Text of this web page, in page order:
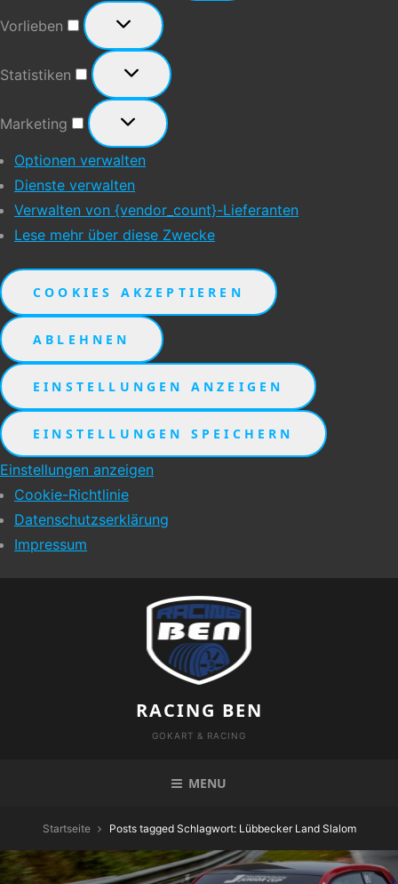
Vorlieben
Vorlieben
Statistiken
Statistiken
Marketing
Marketing
Optionen verwalten
Dienste verwalten
Verwalten von {vendor_count}-Lieferanten
Lese mehr über diese Zwecke
COOKIES AKZEPTIEREN
ABLEHNEN
EINSTELLUNGEN ANZEIGEN
EINSTELLUNGEN SPEICHERN
Einstellungen anzeigen
Cookie-Richtlinie
Datenschutzserklärung
Impressum
RACING BEN
GOKART & RACING
MENU
Startseite Posts tagged Schlagwort: Lübbecker Land Slalom